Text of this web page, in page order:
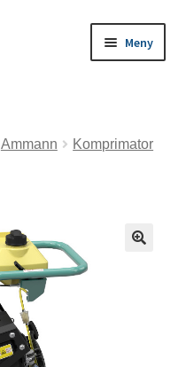
Meny
Ammann
Komprimator